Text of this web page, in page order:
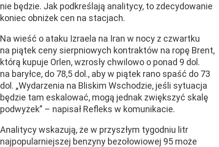
nie będzie. Jak podkreślają analitycy, to zdecydowanie
koniec obniżek cen na stacjach.
Na wieść o ataku Izraela na Iran w nocy z czwartku
na piątek ceny sierpniowych kontraktów na ropę Brent,
którą kupuje Orlen, wzrosły chwilowo o ponad 9 dol.
na baryłce, do 78,5 dol., aby w piątek rano spaść do 73
dol. „Wydarzenia na Bliskim Wschodzie, jeśli sytuacja
będzie tam eskalować, mogą jednak zwiększyć skalę
podwyżek” – napisał Refleks w komunikacie.
Analitycy wskazują, że w przyszłym tygodniu litr
najpopularniejszej benzyny bezołowiowej 95 może